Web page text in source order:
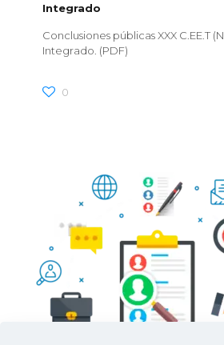
Integrado
Conclusiones públicas XXX C.EE.T
Integrado. (PDF)
0